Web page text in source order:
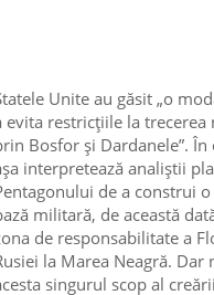
Unite au găsit „o
evita restricțiile la trecerea
Bosfor și Dardanele”. În
interpretează analiștii
de a construi
militară, de această
de responsabilitate a
la Marea Neagră. Dar
singurul scop al